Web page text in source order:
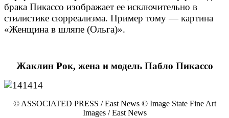
брака Пикассо изображает ее исключительно в
стилистике сюрреализма. Пример тому — картина
«Женщина в шляпе (Ольга)».
Жаклин Рок, жена и модель Пабло Пикассо
© ASSOCIATED PRESS / East News © Image State Fine Art
Images / East News